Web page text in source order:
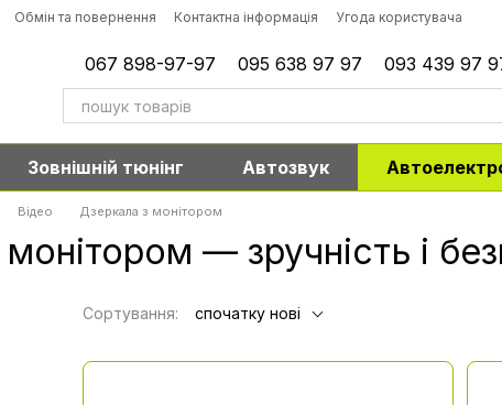
Обмін та повернення Контактна інформація Угода користувача
067 898-97-97 095 638 97 97 093 439 97
Зовнішній тюнінг Автозвук
Відео Дзеркала з монітором
— зручність і
Сортування: спочатку нові